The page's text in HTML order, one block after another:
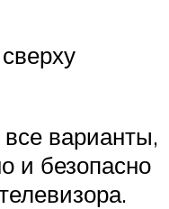
варианты,
и безопасно